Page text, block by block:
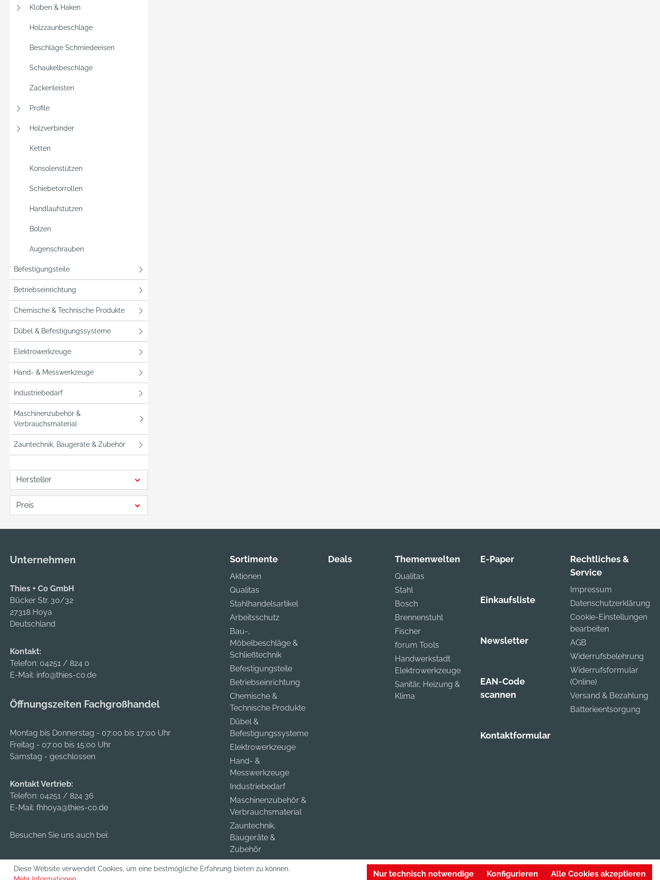
Kloben & Haken
Holzzaunbeschläge
Beschläge Schmiedeeisen
Schaukelbeschläge
Zackenleisten
Profile
Holzverbinder
Ketten
Konsolenstützen
Schiebetorrollen
Handlaufstützen
Bolzen
Augenschrauben
Befestigungsteile
Betriebseinrichtung
Chemische & Technische Produkte
Dübel & Befestigungssysteme
Elektrowerkzeuge
Hand- & Messwerkzeuge
Industriebedarf
Maschinenzubehör &
Verbrauchsmaterial
Zauntechnik, Baugeräte & Zubehör
Hersteller
Preis
Unternehmen
Thies + Co GmbH
Bücker Str. 30/32
27318 Hoya
Deutschland
Kontakt:
Telefon: 04251 / 824 0
E-Mail: info@thies-co.de
Öffnungszeiten Fachgroßhandel
Montag bis Donnerstag - 07:00 bis 17:00 Uhr
Freitag - 07:00 bis 15:00 Uhr
Samstag - geschlossen
Kontakt Vertrieb:
Telefon: 04251 / 824 36
E-Mail: fhhoya@thies-co.de
Besuchen Sie uns auch bei:
Sortimente
Aktionen
Qualitas
Stahlhandelsartikel
Arbeitsschutz
Bau-,
Möbelbeschläge &
Schließtechnik
Befestigungsteile
Betriebseinrichtung
Chemische &
Technische Produkte
Dübel &
Befestigungssysteme
Elektrowerkzeuge
Hand- &
Messwerkzeuge
Industriebedarf
Maschinenzubehör &
Verbrauchsmaterial
Zauntechnik,
Baugeräte &
Zubehör
Deals Themenwelten
Qualitas
Stahl
Bosch
Brennenstuhl
Fischer
forum Tools
Handwerkstadt
Elektrowerkzeuge
Sanitär, Heizung &
Klima
E-Paper
Einkaufsliste
Newsletter
EAN-Code
scannen
Kontaktformular
Rechtliches &
Service
Impressum
Datenschutzerklärung
Cookie-Einstellungen
bearbeiten
AGB
Widerrufsbelehrung
Widerrufsformular
(Online)
Versand & Bezahlung
Batterieentsorgung
Diese Website verwendet Cookies, um eine bestmögliche Erfahrung bieten zu können.
Nur technisch notwendige Konfigurieren Alle Cookies akzeptieren